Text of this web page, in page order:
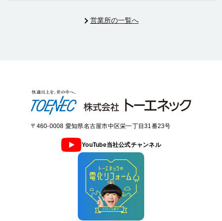
営業所の一覧へ
〒460-0008 愛知県名古屋市中区栄一丁目31番23号
YouTube当社公式チャンネル